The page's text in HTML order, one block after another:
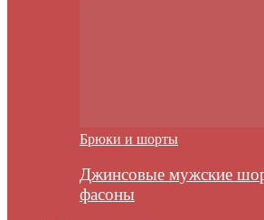
Брюки и шорты
Джинсовые мужские
фасоны